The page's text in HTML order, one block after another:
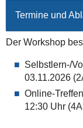
Termine und
Der Workshop
Selbstlern-/
03.11.2026
Online-
12:30 Uhr